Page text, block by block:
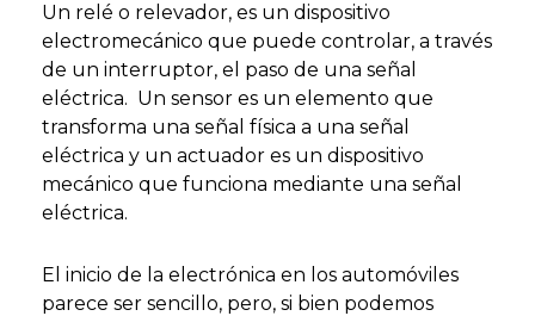
Un relé o relevador, es un dispositivo
electromecánico que puede controlar, a través
de un interruptor, el paso de una señal
eléctrica. Un sensor es un elemento que
transforma una señal física a una señal
eléctrica y un actuador es un dispositivo
mecánico que funciona mediante una señal
eléctrica.
El inicio de la electrónica en los automóviles
parece ser sencillo, pero, si bien podemos